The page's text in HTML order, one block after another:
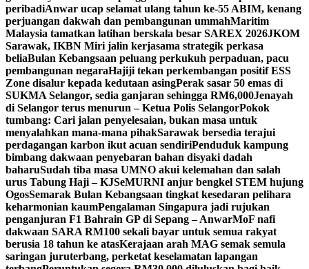
peribadiAnwar ucap selamat ulang tahun ke-55 ABIM, kenang
perjuangan dakwah dan pembangunan ummahMaritim
Malaysia tamatkan latihan berskala besar SAREX 2026JKOM
Sarawak, IKBN Miri jalin kerjasama strategik perkasa
beliaBulan Kebangsaan peluang perkukuh perpaduan, pacu
pembangunan negaraHajiji tekan perkembangan positif ESS
Zone disalur kepada kedutaan asingPerak sasar 50 emas di
SUKMA Selangor, sedia ganjaran sehingga RM6,000Jenayah
di Selangor terus menurun – Ketua Polis SelangorPokok
tumbang: Cari jalan penyelesaian, bukan masa untuk
menyalahkan mana-mana pihakSarawak bersedia terajui
perdagangan karbon ikut acuan sendiriPenduduk kampung
bimbang dakwaan penyebaran bahan disyaki dadah
baharuSudah tiba masa UMNO akui kelemahan dan salah
urus Tabung Haji – KJSeMURNI anjur bengkel STEM hujung
OgosSemarak Bulan Kebangsaan tingkat kesedaran pelihara
keharmonian kaumPengalaman Singapura jadi rujukan
penganjuran F1 Bahrain GP di Sepang – AnwarMoF nafi
dakwaan SARA RM100 sekali bayar untuk semua rakyat
berusia 18 tahun ke atasKerajaan arah MAG semak semula
saringan juruterbang, perketat keselamatan lapangan